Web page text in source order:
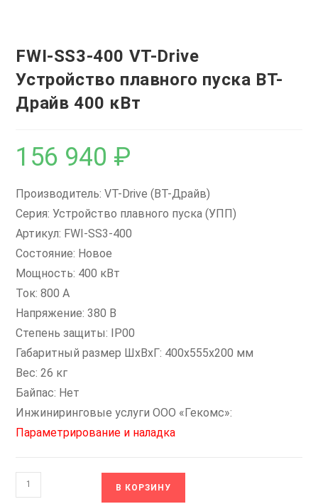
FWI-SS3-400 VT-Drive
Устройство плавного пуска ВТ-
Драйв 400 кВт
156 940 ₽
Производитель: VT-Drive (ВТ-Драйв)
Серия: Устройство плавного пуска (УПП)
Артикул: FWI-SS3-400
Состояние: Новое
Мощность: 400 кВт
Ток: 800 А
Напряжение: 380 В
Степень защиты: IP00
Габаритный размер ШxВxГ: 400х555х200 мм
Вес: 26 кг
Байпас: Нет
Инжиниринговые услуги ООО «Гекомс»:
Параметрирование и наладка
Количество
товара
В КОРЗИНУ